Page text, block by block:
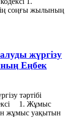
соңғы жылының
жүргізу
Еңбек
тәртібі
1. Жұмыс
жұмыс уақытын